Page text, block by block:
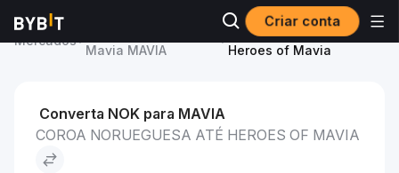
Criar conta
Mercados
Mavia MAVIA
Coroa norueguesa to
Heroes of Mavia
Converta NOK para MAVIA
COROA NORUEGUESA ATÉ HEROES OF MAVIA